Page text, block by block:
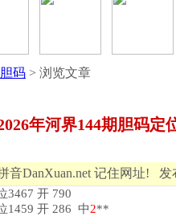
码 > 浏览文章
年河界144期胆码定
音DanXuan.net 记住网址! 发
3467 开 790
1459 开 286 中2**